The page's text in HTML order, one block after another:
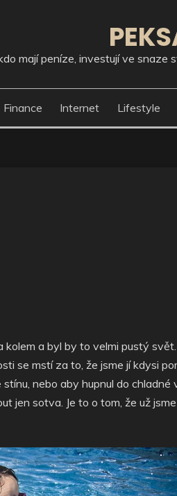
mají peníze, investují ve
Finance Internet Lifestyle
a byl by to velmi pustý
se mstí za to, že jsme jí kdysi
nebo aby hupnul do
jen sotva. Je to o tom, že už